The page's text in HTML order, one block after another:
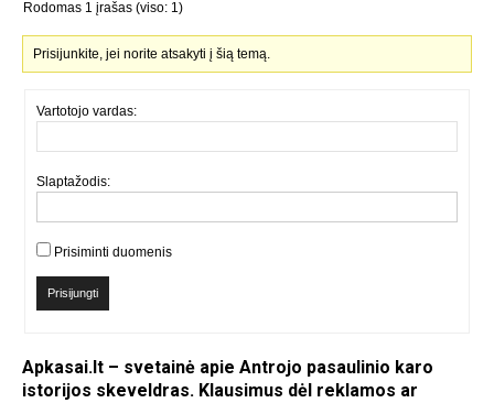
Rodomas 1 įrašas (viso: 1)
Prisijunkite, jei norite atsakyti į šią temą.
Vartotojo vardas:
Slaptažodis:
Prisiminti duomenis
Prisijungti
Apkasai.lt – svetainė apie Antrojo pasaulinio karo
istorijos skeveldras. Klausimus dėl reklamos ar